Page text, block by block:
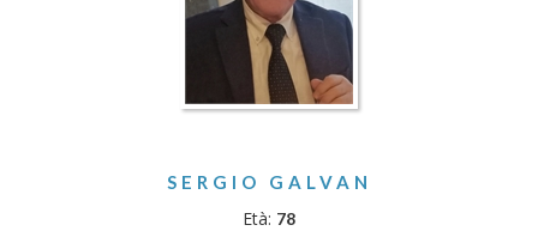
SERGIO GALVAN
Età: 78